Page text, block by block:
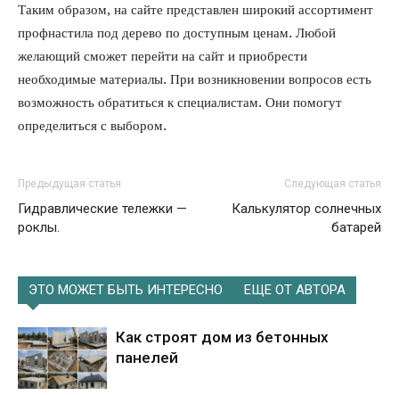
Таким образом, на сайте представлен широкий ассортимент
профнастила под дерево по доступным ценам. Любой
желающий сможет перейти на сайт и приобрести
необходимые материалы. При возникновении вопросов есть
возможность обратиться к специалистам. Они помогут
определиться с выбором.
Предыдущая статья
Гидравлические тележки —
роклы.
Следующая статья
Калькулятор солнечных
батарей
ЭТО МОЖЕТ БЫТЬ ИНТЕРЕСНО ЕЩЕ ОТ АВТОРА
Как строят дом из бетонных
панелей